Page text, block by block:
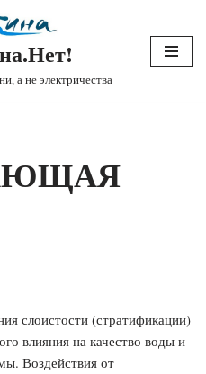
а не электричества
слоистости (стратификации)
влияния на качество воды и
Воздействия от